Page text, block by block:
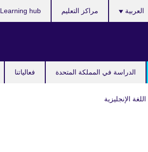
الدراسة في المملكة المتحدة فعالياتنا
العربية مراكز التعليم Learning hub